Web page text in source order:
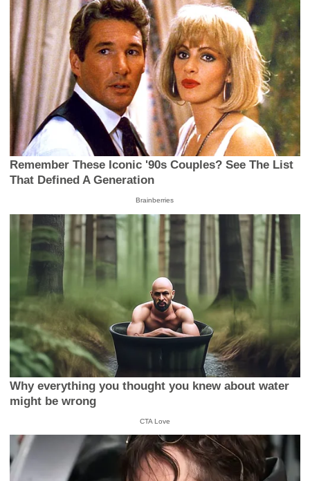
Remember These Iconic '90s Couples? See The List
That Defined A Generation
Brainberries
Why everything you thought you knew about water
might be wrong
CTA Love